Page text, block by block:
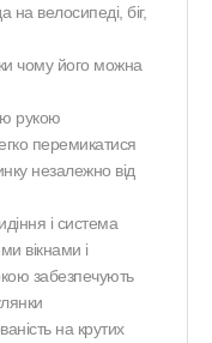
на велосипеді, біг,
чому його можна
рукою
перемикатися
незалежно від
і система
вікнами і
забезпечують
на крутих